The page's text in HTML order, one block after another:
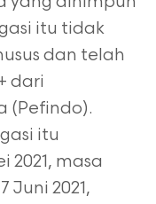
itu tidak
dan telah
dari
(Pefindo).
itu
2021, masa
2021,